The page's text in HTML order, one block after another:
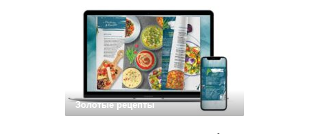
кухне. Главное — …
Золотые рецепты